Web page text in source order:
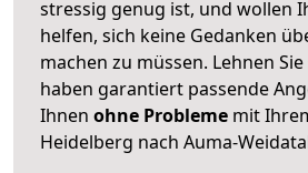
stressig genug ist, und wollen
helfen, sich keine Gedanken
machen zu müssen. Lehnen
haben garantiert passende
Ihnen ohne Probleme mit
Heidelberg nach Auma-